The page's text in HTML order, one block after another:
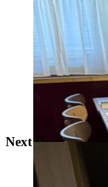
Next Door